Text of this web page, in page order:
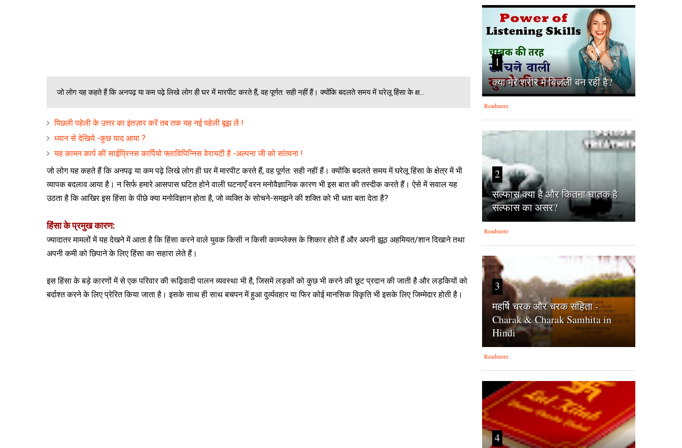
जो लोग यह कहते हैं कि अनपढ़ या कम पढ़े लिखे लोग ही घर में मारपीट करते हैं, वह पूर्णत: सही नहीं हैं। क्योंकि बदलते समय में घरेलू हिंसा के क्ष...
पिछली पहेली के उत्तर का इंतज़ार करें तब तक यह नई पहेली बूझ लें !
ध्यान से देखिये -कुछ याद आया ?
यह कामन कार्प की साईप्रिनस कार्पियो फ्लाविपिन्निस वेरायटी है -अल्पना जी को सांत्वना !
जो लोग यह कहते हैं कि अनपढ़ या कम पढ़े लिखे लोग ही घर में मारपीट करते हैं, वह पूर्णत: सही नहीं हैं। क्योंकि बदलते समय में घरेलू हिंसा के क्षेत्र में भी
व्यापक बदलाव आया है। न सिर्फ हमारे आसपास घटित होने वाली घटनाएँ वरन मनोवैज्ञानिक कारण भी इस बात की तस्दीक करते हैं। ऐसे में सवाल यह
उठता है कि आखिर इस हिंसा के पीछे क्या मनोविज्ञान होता है, जो व्यक्ति के सोचने-समझने की शक्ति को भी धता बता देता है?
हिंसा के प्रमुख कारण:
ज्यादातर मामलों में यह देखने में आता है कि हिंसा करने वाले युवक किसी न किसी काम्प्लेक्स के शिकार होते हैं और अपनी झूठ अहमियत/शान दिखाने तथा
अपनी कमी को छिपाने के लिए हिंसा का सहारा लेते हैं।
इस हिंसा के बड़े कारणों में से एक परिवार की रूढ़िवादी पालन व्यवस्था भी है, जिसमें लड़कों को कुछ भी करने की छूट प्रदान की जाती है और लड़कियों को
बर्दाश्त करने के लिए प्रेरित किया जाता है। इसके साथ ही साथ बचपन में हुआ दुर्व्यवहार या फिर कोई मानसिक विकृति भी इसके लिए जिम्मेदार होती है।
1
क्‍या मेरे शरीर में बिजली बन रही है?
Readmore
2
सल्फास क्या है और कितना घातक है
सल्फास का असर?
Readmore
3
महर्षि चरक और चरक संहिता -
Charak & Charak Samhita in
Hindi
Readmore
4